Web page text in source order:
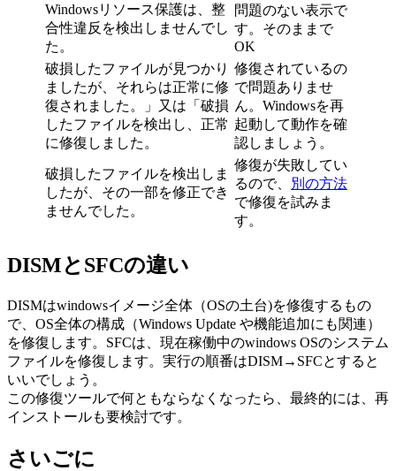
Windowsリソース保護は、整
合性違反を検出しませんでし
た。
問題のない表示で
す。そのままで
OK
破損したファイルが見つかり
ましたが、それらは正常に修
復されました。」又は「破損
したファイルを検出し、正常
に修復しました。
修復されているの
で問題ありませ
ん。Windowsを再
起動して動作を確
認しましょう。
破損したファイルを検出しま
したが、その一部を修正でき
ませんでした。
修復が失敗してい
るので、
別の方法
で修復を試みま
す。
DISMとSFCの違い
DISMはwindowsイメージ全体（OSの土台)を修復するもの
で、OS全体の構成（Windows Update や機能追加にも関連）
を修復します。SFCは、現在稼働中のwindows OSのシステム
ファイルを修復します。実行の順番はDISM→SFCとすると
いいでしょう。
この修復ツールで何ともならなくなったら、最終的には、再
インストールも要検討です。
さいごに